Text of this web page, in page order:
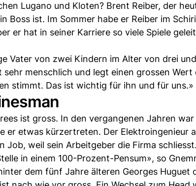
Lugano und Kloten? Brent Reiber, der
Boss ist. Im Sommer habe er Reiber im
er hat in seiner Karriere so viele Spiele
Vater von zwei Kindern im Alter von drei
menschlich und legt einen grossen Wert
stimmt. Das ist wichtig für ihn und für uns.»
ist gross. In den vergangenen Jahren
er etwas kürzertreten. Der Elektroingenieur
Job, weil sein Arbeitgeber die Firma schliesst.
in einem 100-Prozent-Pensum», so
dem fünf Jahre älteren Georges Huguet